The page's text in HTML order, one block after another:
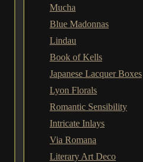
Mucha
Blue Madonnas
Lindau
Book of Kells
Japanese Lacquer Boxes
Lyon Florals
Romantic Sensibility
Intricate Inlays
Via Romana
Literary Art Deco